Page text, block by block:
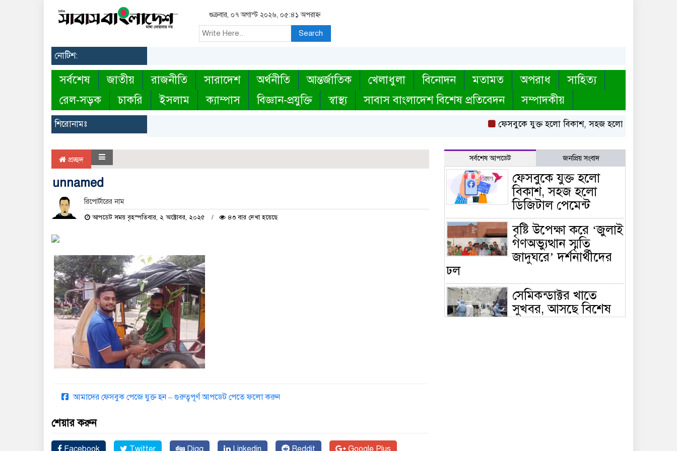
শুক্রবার, ০৭ অগাস্ট ২০২৬, ০৫:৪১ অপরাহ্ন
Search
নোটিশ:
সর্বশেষ জাতীয় রাজনীতি সারাদেশ অর্থনীতি আন্তর্জাতিক খেলাধুলা বিনোদন মতামত অপরাধ
সাহিত্য
রেল-সড়ক
চাকরি ইসলাম ক্যাম্পাস বিজ্ঞান-প্রযুক্তি স্বাস্থ্য সাবাস বাংলাদেশ বিশেষ প্রতিবেদন সম্পাদকীয়
শিরোনামঃ ফেসবুকে যুক্ত হলো বিকাশ, সহজ হলো ডিজিটাল পেমেন্ট
প্রচ্ছদ
unnamed
রিপোর্টারের নাম
আপডেট সময় বৃহস্পতিবার, ২ অক্টোবর, ২০২৫ ৪৩ বার দেখা হয়েছে
আমাদের ফেসবুক পেজে যুক্ত হন – গুরুত্বপূর্ণ আপডেট পেতে ফলো করুন
শেয়ার করুন
Facebook Twitter Digg Linkedin Reddit Google Plus
সর্বশেষ আপডেট জনপ্রিয় সংবাদ
ফেসবুকে যুক্ত হলো
বিকাশ, সহজ হলো
ডিজিটাল পেমেন্ট
বৃষ্টি উপেক্ষা করে ‘জুলাই
গণঅভ্যুত্থান স্মৃতি
জাদুঘরে’ দর্শনার্থীদের
ঢল
সেমিকন্ডাক্টর খাতে
সুখবর, আসছে বিশেষ
প্রণোদনা